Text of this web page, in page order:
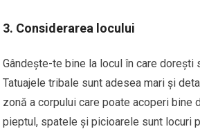
3. Considerarea locului
Gândește-te bine la locul în care dorești
Tatuajele tribale sunt adesea mari și
zonă a corpului care poate acoperi bine
pieptul, spatele și picioarele sunt locuri